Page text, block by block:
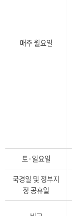
매주 월요일
토·일요일
국경일 및 정부지
정 공휴일